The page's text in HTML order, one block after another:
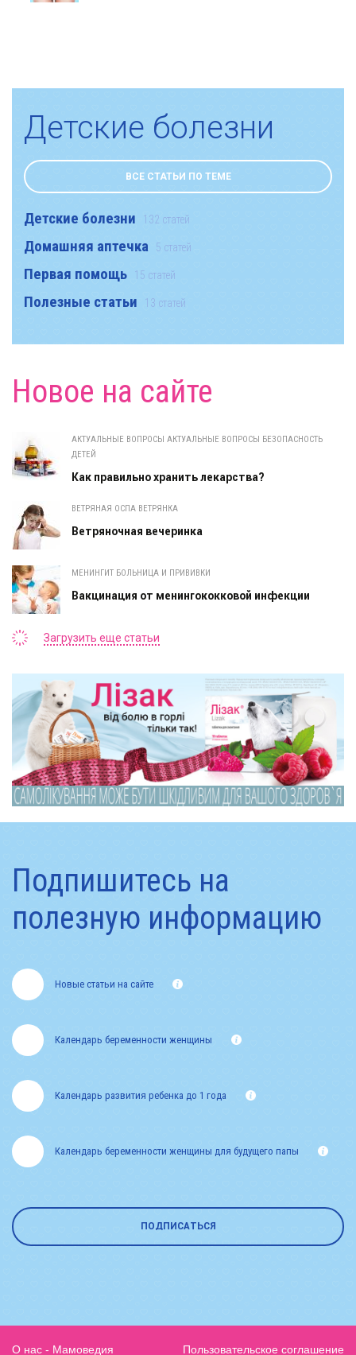
Детские болезни
ВСЕ СТАТЬИ ПО ТЕМЕ
Детские болезни 132 статей
Домашняя аптечка 5 статей
Первая помощь 15 статей
Полезные статьи 13 статей
Новое на сайте
АКТУАЛЬНЫЕ ВОПРОСЫ АКТУАЛЬНЫЕ ВОПРОСЫ БЕЗОПАСНОСТЬ
ДЕТЕЙ
Как правильно хранить лекарства?
ВЕТРЯНАЯ ОСПА ВЕТРЯНКА
Ветряночная вечеринка
МЕНИНГИТ БОЛЬНИЦА И ПРИВИВКИ
Вакцинация от менингококковой инфекции
Загрузить еще статьи
Подпишитесь на
полезную информацию
Новые статьи на сайте
Календарь развития ребенка до 1 года
Календарь беременности женщины
Календарь беременности женщины для будущего папы
ПОДПИСАТЬСЯ
О нас - Мамоведия Пользовательское соглашение